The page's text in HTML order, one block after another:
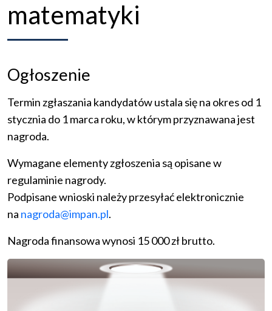
matematyki
Ogłoszenie
Termin zgłaszania kandydatów ustala się na okres od 1
stycznia do 1 marca roku, w którym przyznawana jest
nagroda.
Wymagane elementy zgłoszenia są opisane w
regulaminie nagrody.
Podpisane wnioski należy przesyłać elektronicznie
na nagroda@impan.pl.
Nagroda finansowa wynosi 15 000 zł brutto.